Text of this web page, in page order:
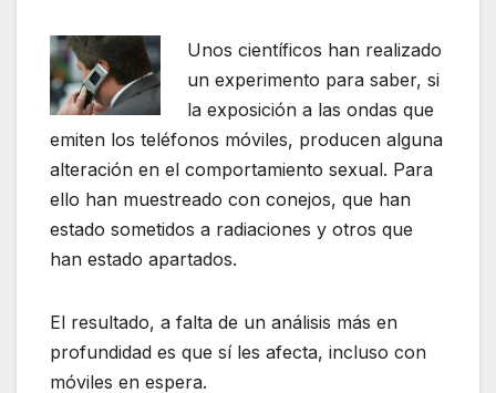
Unos científicos han realizado
un experimento para saber, si
la exposición a las ondas que
emiten los teléfonos móviles, producen alguna
alteración en el comportamiento sexual. Para
ello han muestreado con conejos, que han
estado sometidos a radiaciones y otros que
han estado apartados.
El resultado, a falta de un análisis más en
profundidad es que sí les afecta, incluso con
móviles en espera.